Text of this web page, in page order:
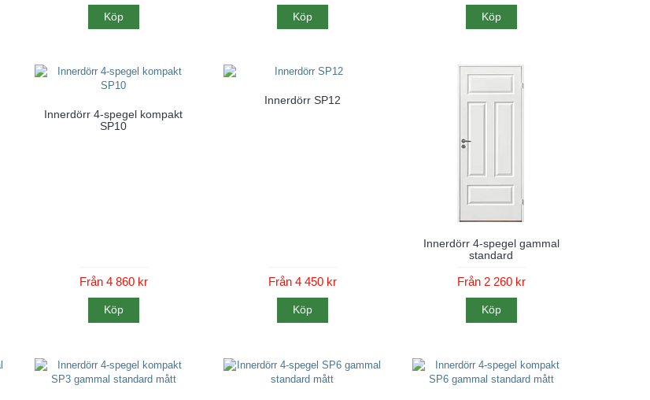
Köp Köp Köp
Innerdörr 4-spegel kompakt
SP10
Från 4 860 kr
Köp
Innerdörr SP12
Från 4 450 kr
Köp
Innerdörr 4-spegel gammal
standard
Från 2 260 kr
Köp